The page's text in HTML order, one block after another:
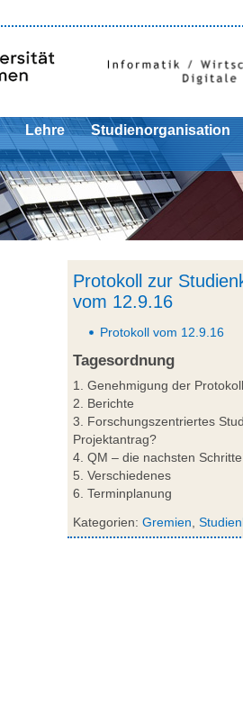
Lehre
Studienorganisation
Protokoll zur
vom 12.9.16
Protokoll vom 12.9.16
Tagesordnung
1. Genehmigung der
2. Berichte
3. Forschungszentriertes
Projektantrag?
4. QM – die nachsten Schritte
5. Verschiedenes
6. Terminplanung
Kategorien: Gremien ,